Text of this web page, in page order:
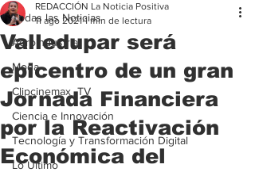
Todas las Noticias
Agroindustria
Moda
Clipcinemax_TV
Ciencia e Innovación
Tecnología y Transformación Digital
Lo Ultimo
Valledupar será
epicentro de un gran
Jornada Financiera
por la Reactivación
Económica del
REDACCIÓN La Noticia Positiva
11 ago 2021 1 min de lectura